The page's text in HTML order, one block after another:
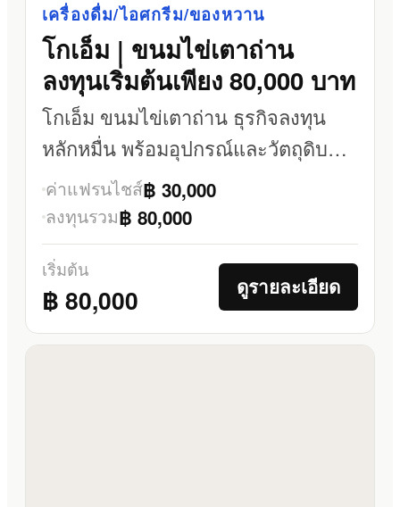
เครื่องดื่ม/ไอศกรีม/ของหวาน
โกเอ็ม | ขนมไข่เตาถ่าน
ลงทุนเริ่มต้นเพียง 80,000 บาท
โกเอ็ม ขนมไข่เตาถ่าน ธุรกิจลงทุน
หลักหมื่น พร้อมอุปกรณ์และวัตถุดิบ
ครบ
ค่าแฟรนไชส์฿ 30,000
ลงทุนรวม฿ 80,000
เริ่มต้น
฿ 80,000 ดูรายละเอียด